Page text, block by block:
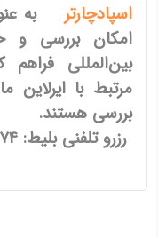
اسپادچارتر
به
امکان بررسی و
بین‌المللی
مرتبط با ایرلاین
بررسی هستند.
رزرو تلفنی بلیط: 02191007574